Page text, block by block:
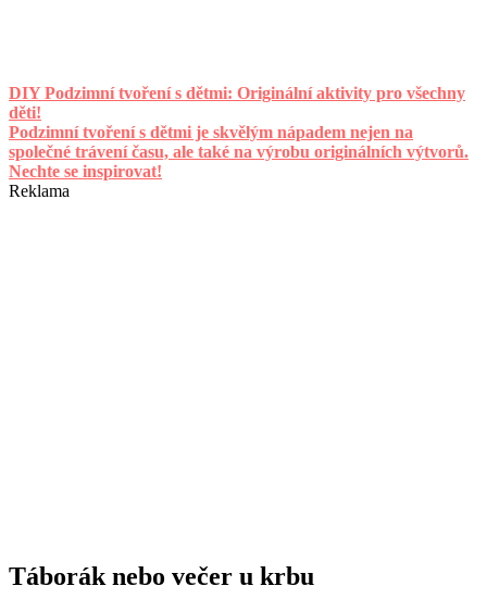
DIY Podzimní tvoření s dětmi: Originální aktivity pro všechny
děti!
Podzimní tvoření s dětmi je skvělým nápadem nejen na
společné trávení času, ale také na výrobu originálních výtvorů.
Nechte se inspirovat!
Reklama
Táborák nebo večer u krbu